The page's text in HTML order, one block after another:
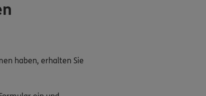
haben, erhalten Sie